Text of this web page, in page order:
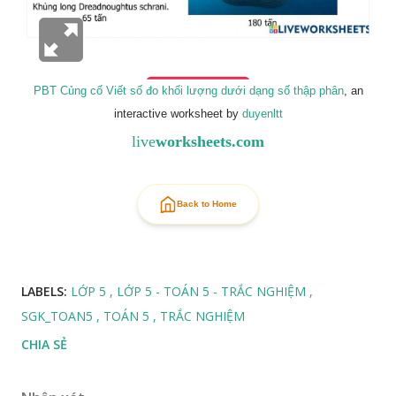
PBT Củng cố Viết số đo khối lượng dưới dạng số thập phân, an
interactive worksheet by duyenltt
liveworksheets.com
Back to Home
LABELS: LỚP 5
LỚP 5 - TOÁN 5 - TRẮC NGHIỆM
SGK_TOAN5
TOÁN 5
TRẮC NGHIỆM
CHIA SẺ